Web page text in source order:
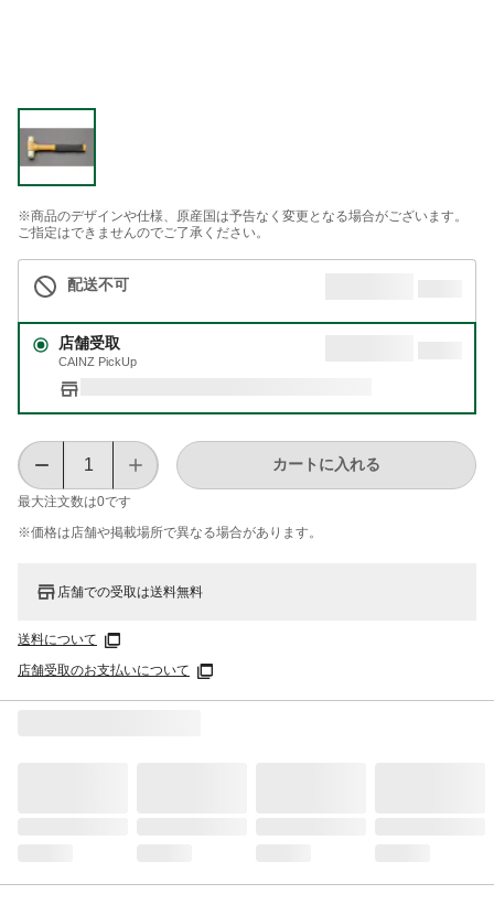
※商品のデザインや仕様、原産国は予告なく変更となる場合がございます。
ご指定はできませんのでご了承ください。
配送不可
店舗受取
CAINZ PickUp
最大注文数は0です
カートに入れる
※価格は​店舗や​掲載場所で​異なる​場合が​あります。
店舗での受取は送料無料
送料について
店舗受取のお支払いについて